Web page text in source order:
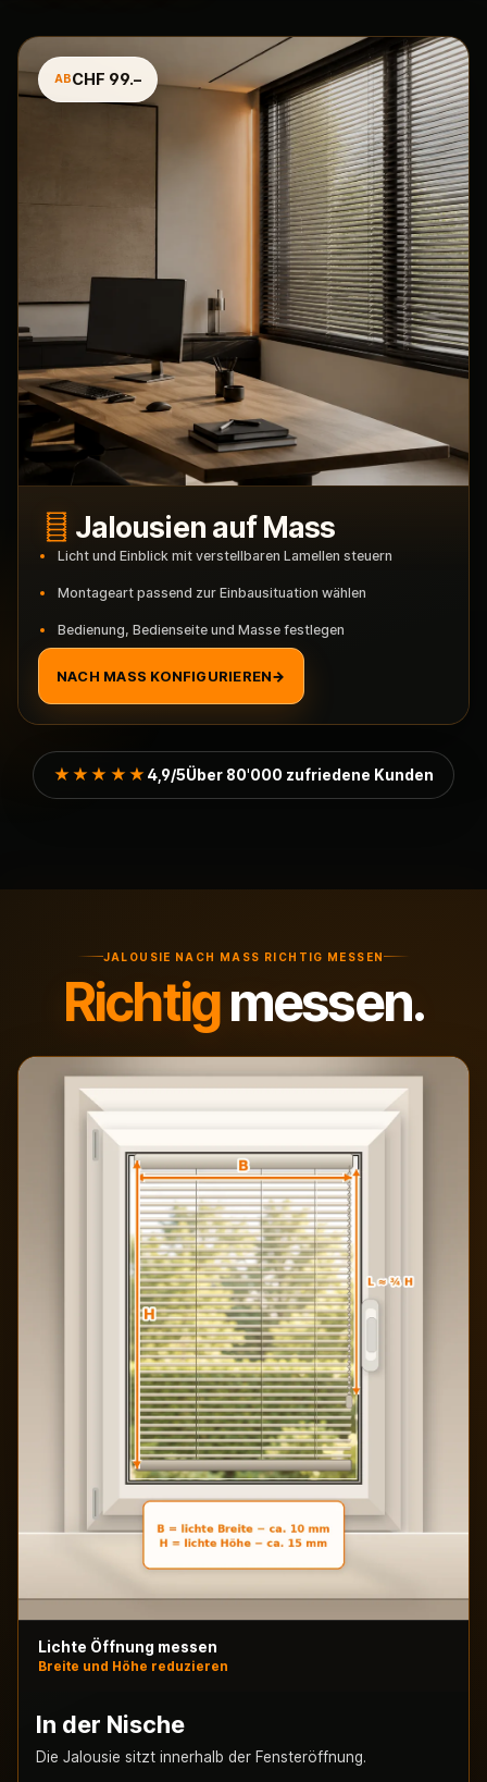
ABCHF 99.–
Jalousien auf Mass
Licht und Einblick mit verstellbaren Lamellen steuern
Montageart passend zur Einbausituation wählen
Bedienung, Bedienseite und Masse festlegen
NACH MASS KONFIGURIEREN→
★★★★★ 4,9/5Über 80'000 zufriedene Kunden
JALOUSIE NACH MASS RICHTIG MESSEN
Richtigmessen.
Lichte Öffnung messen
Breite und Höhe reduzieren
In der Nische
Die Jalousie sitzt innerhalb der Fensteröffnung.